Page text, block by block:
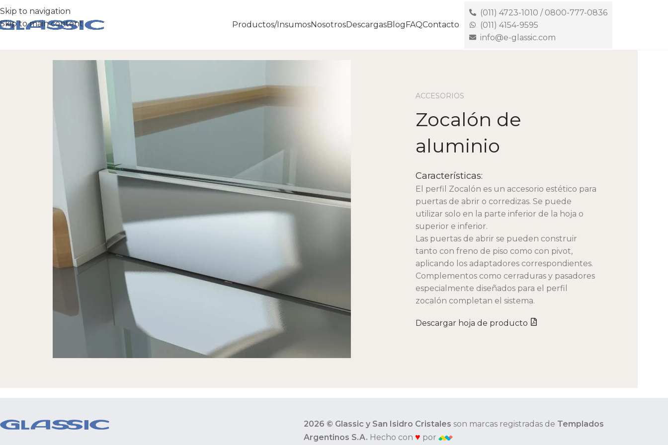
Skip to navigation
Skip to main content
Productos/insumosNosotrosDescargasBlogFAQContacto
(011) 4723-1010 / 0800-777-0836
(011) 4154-9595
info@e-glassic.com
ACCESORIOS
Zocalón de
aluminio
Características:
El perfil Zocalón es un accesorio estético para
puertas de abrir o corredizas. Se puede
utilizar solo en la parte inferior de la hoja o
superior e inferior.
Las puertas de abrir se pueden construir
tanto con freno de piso como con pivot,
aplicando los adaptadores correspondientes.
Complementos como cerraduras y pasadores
especialmente diseñados para el perfil
zocalón completan el sistema.
Descargar hoja de producto
2026 © Glassic y San Isidro Cristales son marcas registradas de Templados
Argentinos S.A. Hecho con ♥ por